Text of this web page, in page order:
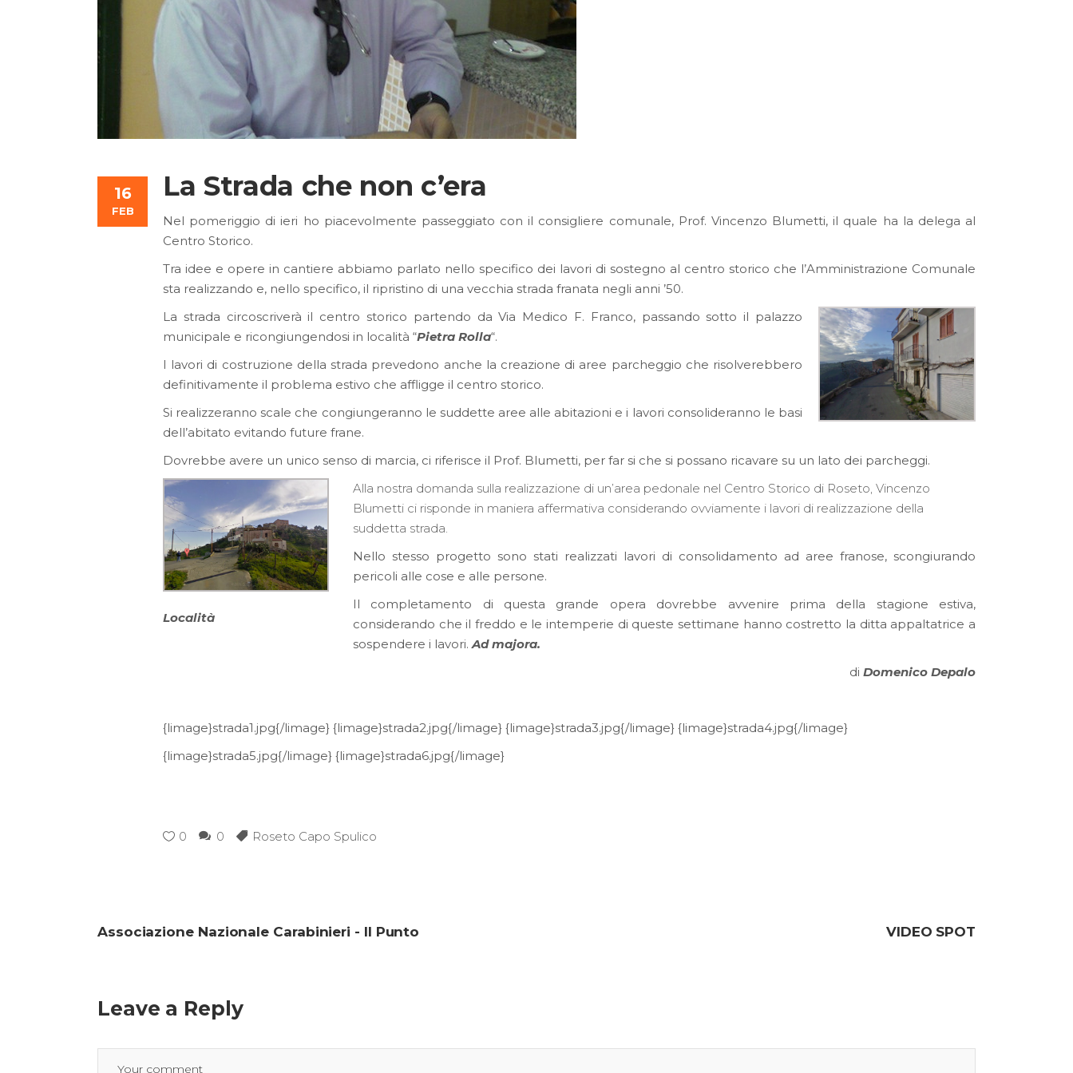
16
FEB
La Strada che non c’era
Nel pomeriggio di ieri ho piacevolmente passeggiato con il consigliere comunale, Prof. Vincenzo Blumetti, il quale ha la delega al
Centro Storico.
Tra idee e opere in cantiere abbiamo parlato nello specifico dei lavori di sostegno al centro storico che l’Amministrazione Comunale
sta realizzando e, nello specifico, il ripristino di una vecchia strada franata negli anni ’50.
La strada circoscriverà il centro storico partendo da Via Medico F. Franco, passando sotto il palazzo
municipale e ricongiungendosi in località “Pietra Rolla“.
I lavori di costruzione della strada prevedono anche la creazione di aree parcheggio che risolverebbero
definitivamente il problema estivo che affligge il centro storico.
Si realizzeranno scale che congiungeranno le suddette aree alle abitazioni e i lavori consolideranno le basi
dell’abitato evitando future frane.
Dovrebbe avere un unico senso di marcia, ci riferisce il Prof. Blumetti, per far si che si possano ricavare su un lato dei parcheggi.
Località
Alla nostra domanda sulla realizzazione di un’area pedonale nel Centro Storico di Roseto, Vincenzo
Blumetti ci risponde in maniera affermativa considerando ovviamente i lavori di realizzazione della
suddetta strada.
Nello stesso progetto sono stati realizzati lavori di consolidamento ad aree franose, scongiurando
pericoli alle cose e alle persone.
Il completamento di questa grande opera dovrebbe avvenire prima della stagione estiva,
considerando che il freddo e le intemperie di queste settimane hanno costretto la ditta appaltatrice a
sospendere i lavori.Ad majora.
di Domenico Depalo
{limage}strada1.jpg{/limage} {limage}strada2.jpg{/limage} {limage}strada3.jpg{/limage} {limage}strada4.jpg{/limage}
{limage}strada5.jpg{/limage} {limage}strada6.jpg{/limage}
0 0 Roseto Capo Spulico
Associazione Nazionale Carabinieri - ll Punto VIDEO SPOT
Leave a Reply